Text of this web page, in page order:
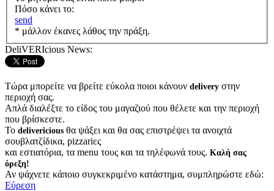
Πόσο κάνει το:
send
* μάλλον έκανες λάθος την πράξη.
DeliVERIcious News:
Τώρα μπορείτε να βρείτε εύκολα ποιοι κάνουν delivery στην
περιοχή σας.
Απλά διαλέξτε το είδος του μαγαζιού που θέλετε και την περιοχή
που βρίσκεστε.
Το delivericious θα ψάξει και θα σας επιστρέψει τα ανοιχτά
σουβλατζίδικα, pizzariες
και εστιατόρια, τα menu τους και τα τηλέφωνά τους. Καλή σας
όρεξη!
Αν ψάχνετε κάποιο συγκεκριμένο κατάστημα, συμπληρώστε εδώ:
Εύρεση